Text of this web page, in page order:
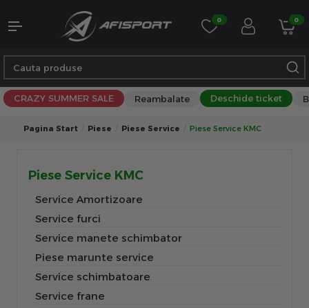
0 0
CRAZY SUMMER SALE Reambalate Deschide ticket
Pagina Start Piese Piese Service Piese Service KMC
Piese Service KMC
Service Amortizoare
Service furci
Service manete schimbator
Piese marunte service
Service schimbatoare
Service frane